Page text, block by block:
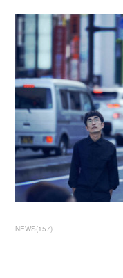
NEWS(157)